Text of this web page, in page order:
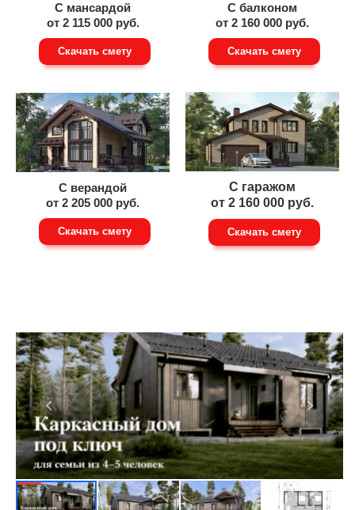
С мансардой
от 2 115 000 руб.
Скачать смету
С балконом
от 2 160 000 руб.
Скачать смету
С верандой
от 2 205 000 руб.
Скачать смету
С гаражом
от 2 160 000 руб.
Скачать смету